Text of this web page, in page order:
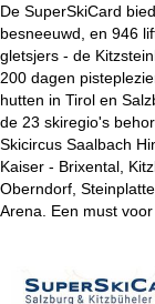
De SuperSkiCard
besneeuwd, en 946
gletsjers - de
200 dagen
hutten in Tirol en
de 23 skiregio's
Skicircus Saalbach
Kaiser - Brixental,
Oberndorf,
Arena. Een must